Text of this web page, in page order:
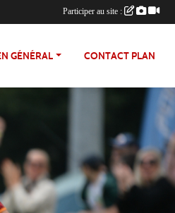
GÉNÉRAL CONTACT PLAN
Participer au site :